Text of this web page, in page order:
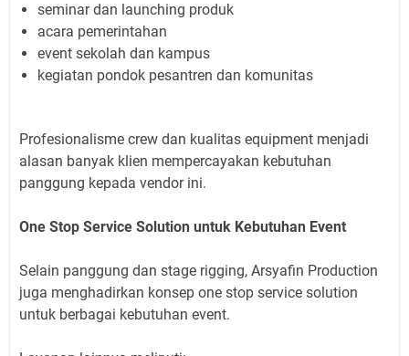
seminar dan launching produk
acara pemerintahan
event sekolah dan kampus
kegiatan pondok pesantren dan komunitas
Profesionalisme crew dan kualitas equipment menjadi
alasan banyak klien mempercayakan kebutuhan
panggung kepada vendor ini.
One Stop Service Solution untuk Kebutuhan Event
Selain panggung dan stage rigging, Arsyafin Production
juga menghadirkan konsep one stop service solution
untuk berbagai kebutuhan event.